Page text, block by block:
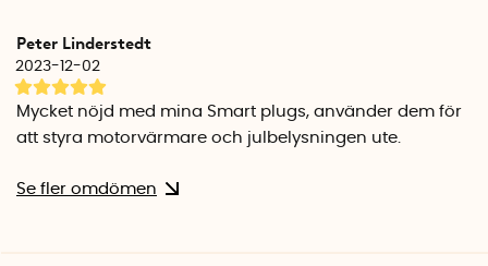
Nedis SmartLife App
Appen Nedis SmartLife är en intuitiv och lättanvänd app
som du laddar ner till din telefon eller surfplatta. Appen är
kompatibel med Android och IOS enheter och finns att
hämta på Google Play och App Store.
Nedis utomhuskontakt har stöd för röststyrning och är
Peter Linderstedt
2023-12-02
Mycket nöjd med mina Smart plugs, använder dem för
att styra motorvärmare och julbelysningen ute.
Se fler omdömen